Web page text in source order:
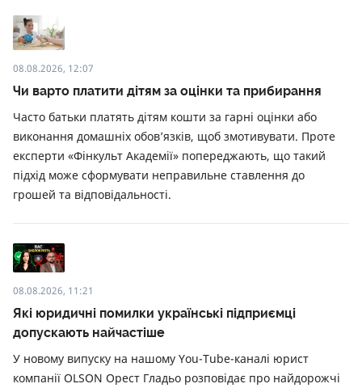
08.08.2026, 12:07
Чи варто платити дітям за оцінки та прибирання
Часто батьки платять дітям кошти за гарні оцінки або
виконання домашніх обов’язків, щоб змотивувати. Проте
експерти «Фінкульт Академії» попереджають, що такий
підхід може сформувати неправильне ставлення до
грошей та відповідальності.
08.08.2026, 11:21
Які юридичні помилки українські підприємці
допускають найчастіше
У новому випуску на нашому You-Tube-каналі юрист
компанії OLSON Орест Гладьо розповідає про найдорожчі